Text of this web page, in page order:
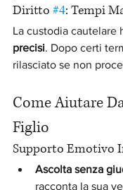
Diritto #4: Tempi
La custodia cautelare
precisi. Dopo certi
rilasciato se non
Come Aiutare
Figlio
Supporto Emotivo
Ascolta senza
racconta la sua